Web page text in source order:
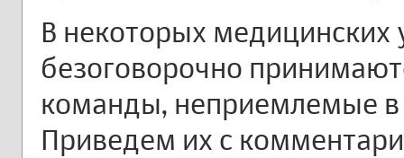
В некоторых
безоговорочно
команды, неприемлемые
Приведем их с